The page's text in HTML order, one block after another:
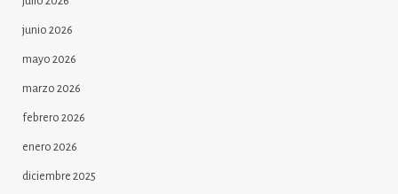
junio 2026
mayo 2026
marzo 2026
febrero 2026
enero 2026
diciembre 2025